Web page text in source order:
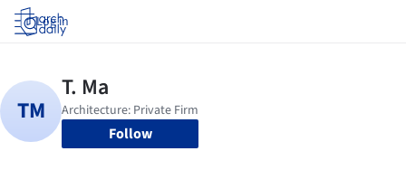
Log in
Follow